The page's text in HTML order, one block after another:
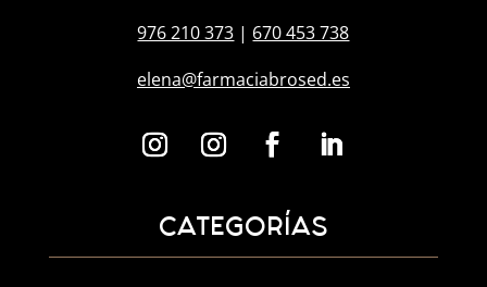
976 210 373 | 670 453 738
elena@farmaciabrosed.es
CATEGORÍAS